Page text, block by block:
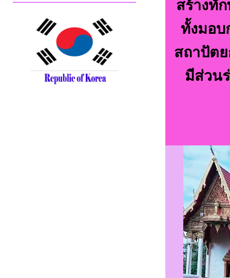
สร้างทั
ทั้งมอบ
สถาปัต
มีส่วน